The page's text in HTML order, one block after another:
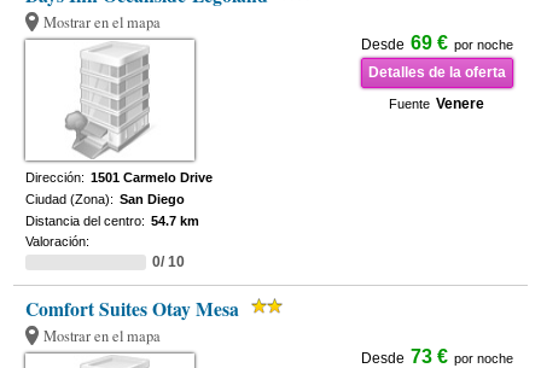
Mostrar en el mapa
Desde 69 € por noche
Detalles de la oferta
Fuente Venere
Dirección: 1501 Carmelo Drive
Ciudad (Zona): San Diego
Distancia del centro: 54.7 km
Valoración:
0/ 10
Comfort Suites Otay Mesa
Mostrar en el mapa
Desde 73 € por noche